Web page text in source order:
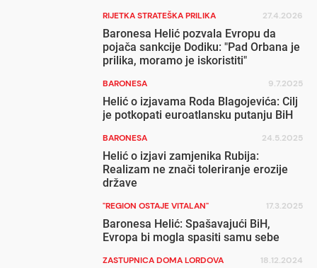
RIJETKA STRATEŠKA PRILIKA 27.4.2026
Baronesa Helić pozvala Evropu da
pojača sankcije Dodiku: "Pad Orbana je
prilika, moramo je iskoristiti"
BARONESA 9.7.2025
Helić o izjavama Roda Blagojevića: Cilj
je potkopati euroatlansku putanju BiH
BARONESA 24.5.2025
Helić o izjavi zamjenika Rubija:
Realizam ne znači toleriranje erozije
države
"REGION OSTAJE VITALAN" 17.3.2025
Baronesa Helić: Spašavajući BiH,
Evropa bi mogla spasiti samu sebe
ZASTUPNICA DOMA LORDOVA 18.12.2024